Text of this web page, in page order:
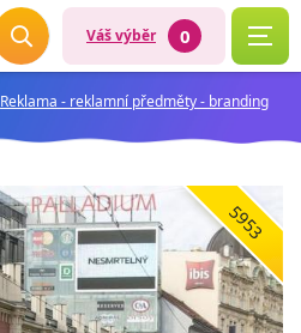
Váš výběr 0
Reklama - reklamní předměty - branding
5953